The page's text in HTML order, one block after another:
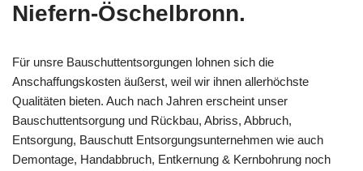
Niefern-Öschelbronn.
Für unsre Bauschuttentsorgungen lohnen sich die
Anschaffungskosten äußerst, weil wir ihnen allerhöchste
Qualitäten bieten. Auch nach Jahren erscheint unser
Bauschuttentsorgung und Rückbau, Abriss, Abbruch,
Entsorgung, Bauschutt Entsorgungsunternehmen wie auch
Demontage, Handabbruch, Entkernung & Kernbohrung noch